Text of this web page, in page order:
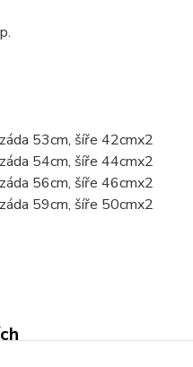
53cm, šíře 42cmx2
54cm, šíře 44cmx2
56cm, šíře 46cmx2
59cm, šíře 50cmx2